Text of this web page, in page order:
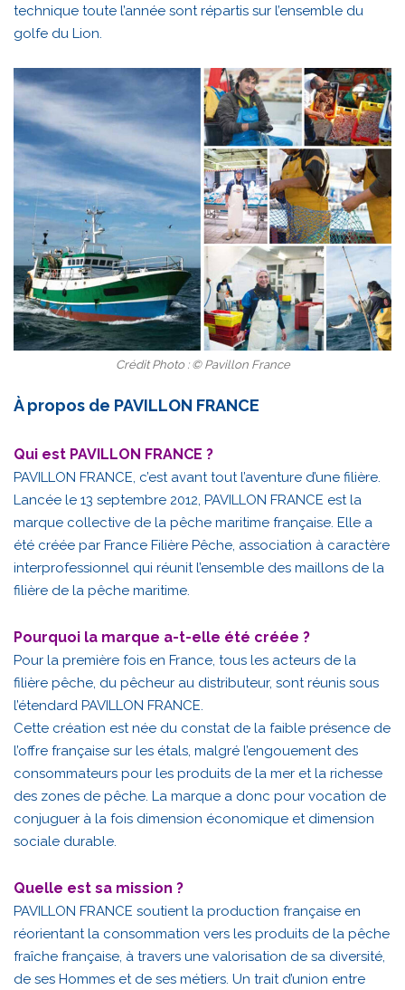
technique toute l’année sont répartis sur l’ensemble du
golfe du Lion.
Crédit Photo : © Pavillon France
À propos de PAVILLON FRANCE
Qui est PAVILLON FRANCE ?
PAVILLON FRANCE, c’est avant tout l’aventure d’une filière.
Lancée le 13 septembre 2012, PAVILLON FRANCE est la
marque collective de la pêche maritime française. Elle a
été créée par France Filière Pêche, association à caractère
interprofessionnel qui réunit l’ensemble des maillons de la
filière de la pêche maritime.
Pourquoi la marque a-t-elle été créée ?
Pour la première fois en France, tous les acteurs de la
filière pêche, du pêcheur au distributeur, sont réunis sous
l’étendard PAVILLON FRANCE.
Cette création est née du constat de la faible présence de
l’offre française sur les étals, malgré l’engouement des
consommateurs pour les produits de la mer et la richesse
des zones de pêche. La marque a donc pour vocation de
conjuguer à la fois dimension économique et dimension
sociale durable.
Quelle est sa mission ?
PAVILLON FRANCE soutient la production française en
réorientant la consommation vers les produits de la pêche
fraîche française, à travers une valorisation de sa diversité,
de ses Hommes et de ses métiers. Un trait d’union entre